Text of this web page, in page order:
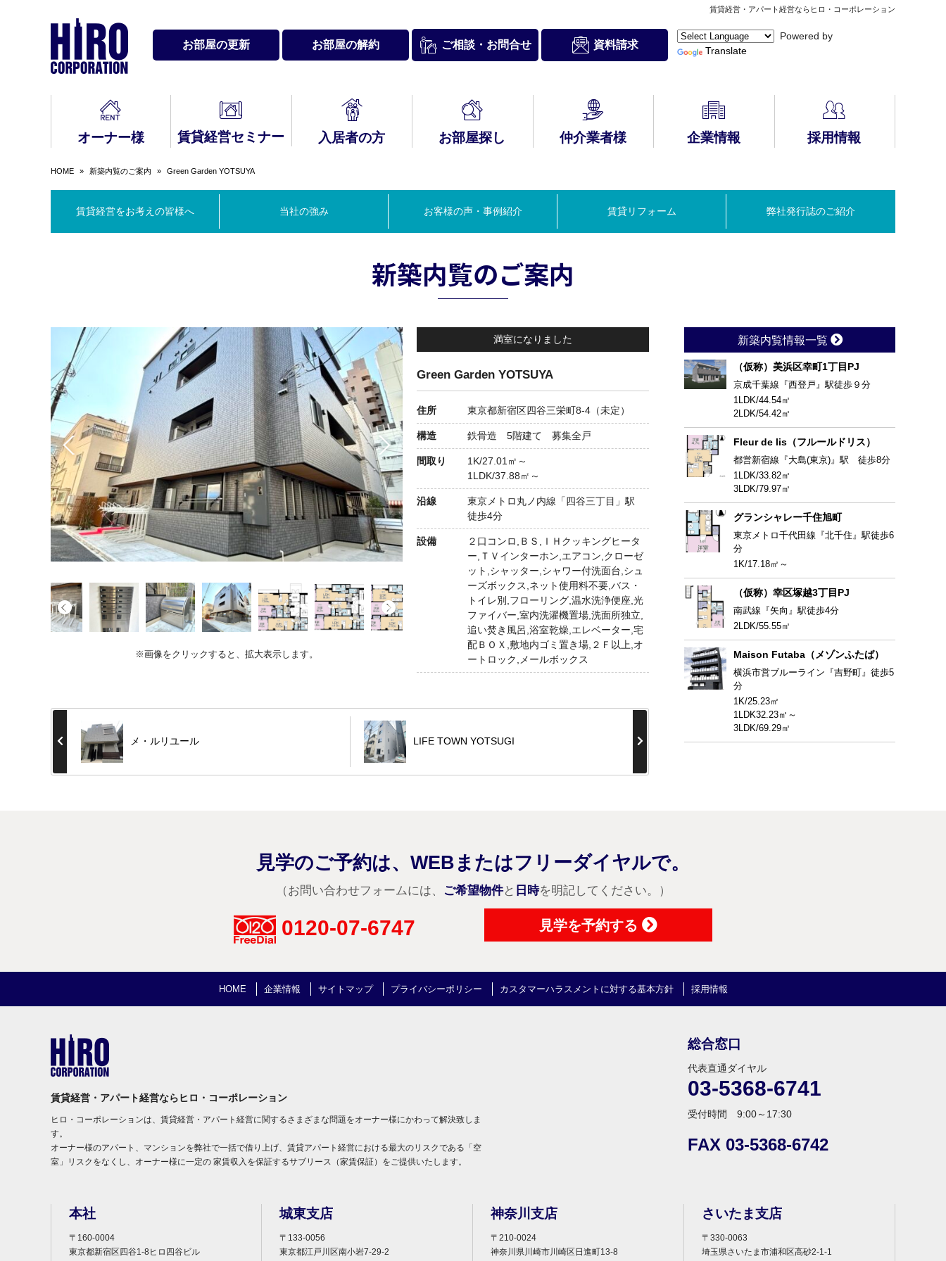
賃貸経営・アパート経営ならヒロ・コーポレーション
お部屋の更新 お部屋の解約 ご相談・ お問合せ 資料請求
Powered by
Translate
オーナー様
サブリースとは 新築内覧のご案内 アパート経営Q&A
3つの管理システム
＆コンサルティン
グ
賃貸リフォーム
お客様の声・事例
紹介
発行誌
賃貸経営セミナー
バックナンバー
入居者の方
サポート情報－
HIRO Club
PLUS
(会員様限定)
お部屋探し 仲介業者様 企業情報
会社情報 代表挨拶 CMギャラリー メディア掲載
採用情報
HOME » 新築内覧のご案内 » Green Garden YOTSUYA
賃貸経営をお考えの皆様へ 当社の強み お客様の声・事例紹介 賃貸リフォーム 弊社発行誌のご紹介
新築内覧のご案内
満室になりました
Green Garden YOTSUYA
住所 東京都新宿区四谷三栄町8-4（未定）
構造 鉄骨造 5階建て 募集全戸
間取り
1K/27.01㎡～
1LDK/37.88㎡～
沿線
東京メトロ丸ノ内線「四谷三丁目」駅
徒歩4分
設備
２口コンロ,ＢＳ,ＩＨクッキングヒータ
ー,ＴＶインターホン,エアコン,クローゼ
ット,シャッター,シャワー付洗面台,シュ
ーズボックス,ネット使用料不要,バス・
トイレ別,フローリング,温水洗浄便座,光
ファイバー,室内洗濯機置場,洗面所独立,
追い焚き風呂,浴室乾燥,エレベーター,宅
配ＢＯＸ,敷地内ゴミ置き場,２Ｆ以上,オ
ートロック,メールボックス
※画像をクリックすると、拡大表示します。
メ・ルリユール LIFE TOWN YOTSUGI
新築内覧情報一覧
（仮称）美浜区幸町1丁目PJ
京成千葉線『西登戸』駅徒歩９分
1LDK/44.54㎡
2LDK/54.42㎡
Fleur de lis（フルールドリス）
都営新宿線『大島(東京)』駅 徒歩8分
1LDK/33.82㎡
3LDK/79.97㎡
グランシャレー千住旭町
東京メトロ千代田線『北千住』駅徒歩6
分
1K/17.18㎡～
（仮称）幸区塚越3丁目PJ
南武線『矢向』駅徒歩4分
2LDK/55.55㎡
Maison Futaba（メゾンふたば）
横浜市営ブルーライン『吉野町』徒歩5
分
1K/25.23㎡
1LDK32.23㎡～
3LDK/69.29㎡
見学のご予約は、WEBまたはフリーダイヤルで。
（お問い合わせフォームには、 ご希望物件と 日時を明記してください。）
0120-07-6747 見学を予約する
HOME 企業情報 サイトマップ プライバシーポリシー カスタマーハラスメントに対する基本方針 採用情報
賃貸経営・アパート経営ならヒロ・コーポレーション
ヒロ・コーポレーションは、賃貸経営・アパート経営に関するさまざまな問題をオーナー様にかわって解決致しま
す。
オーナー様のアパート、マンションを弊社で一括で借り上げ、賃貸アパート経営における最大のリスクである「空
室」リスクをなくし、オーナー様に一定の 家賃収入を保証するサブリース（家賃保証）をご提供いたします。
総合窓口
代表直通ダイヤル
03-5368-6741
受付時間 9:00～17:30
FAX 03-5368-6742
本社
〒160-0004
東京都新宿区四谷1-8ヒロ四谷ビル
城東支店
〒133-0056
東京都江戸川区南小岩7-29-2
神奈川支店
〒210-0024
神奈川県川崎市川崎区日進町13-8
さいたま支店
〒330-0063
埼玉県さいたま市浦和区高砂2-1-1